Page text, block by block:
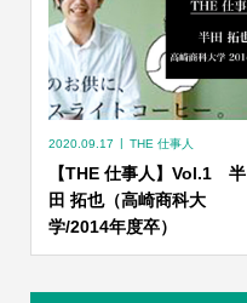
2020.09.17 THE 仕事人
【THE 仕事人】Vol.1 半
田 拓也（高崎商科大
学/2014年度卒）